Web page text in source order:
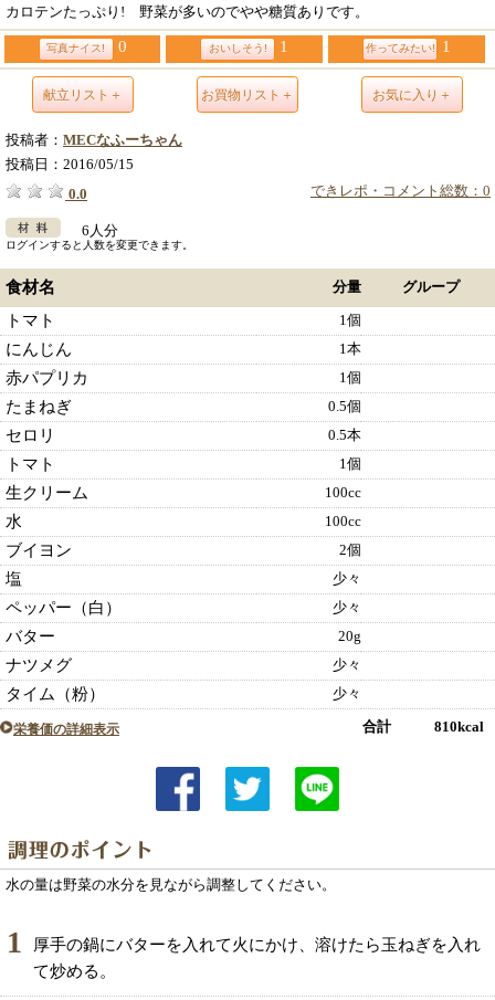
カロテンたっぷり! 野菜が多いのでやや糖質ありです。
写真ナイス! 0 おいしそう! 1 作ってみたい! 1
献立リスト＋ お買物リスト＋ お気に入り＋
投稿者： MECなふーちゃん
投稿日： 2016/05/15
できレポ・コメント総数：0
0.0
6人分
ログインすると人数を変更できます。
食材名 分量 グループ
トマト 1個
にんじん 1本
赤パプリカ 1個
たまねぎ 0.5個
セロリ 0.5本
トマト 1個
生クリーム 100cc
水 100cc
ブイヨン 2個
塩 少々
ペッパー（白） 少々
バター 20g
ナツメグ 少々
タイム（粉） 少々
栄養価の詳細表示 合計 810kcal
水の量は野菜の水分を見ながら調整してください。
1
厚手の鍋にバターを入れて火にかけ、溶けたら玉ねぎを入れ
て炒める。